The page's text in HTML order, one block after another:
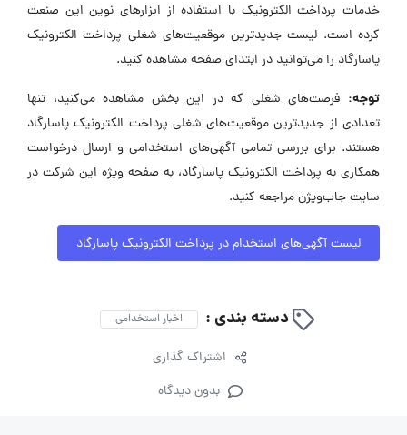
خدمات پرداخت الکترونیک با استفاده از ابزارهای نوین این صنعت
کرده است. لیست جدیدترین موقعیت‌های شغلی پرداخت الکترونیک
پاسارگاد را می‌توانید در ابتدای صفحه مشاهده کنید.
توجه: فرصت‌های شغلی که در این بخش مشاهده می‌کنید، تنها
تعدادی از جدیدترین موقعیت‌های شغلی پرداخت الکترونیک پاسارگاد
هستند. برای بررسی تمامی آگهی‌های استخدامی و ارسال درخواست
همکاری به پرداخت الکترونیک پاسارگاد، به صفحه ویژه این شرکت در
سایت جاب‌ویژن مراجعه کنید.
لیست آگهی‌های استخدام در پرداخت الکترونیک پاسارگاد
دسته بندی : اخبار استخدامی
اشتراک گذاری
بدون دیدگاه